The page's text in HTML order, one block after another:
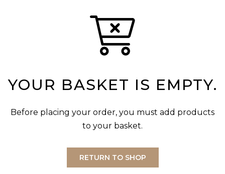
YOUR BASKET IS EMPTY.
Before placing your order, you must add products
to your basket.
RETURN TO SHOP